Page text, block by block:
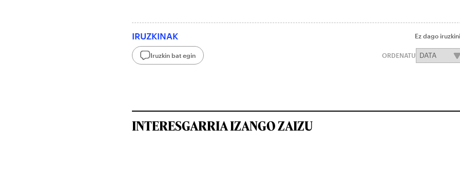
IRUZKINAK Ez dago
Iruzkin bat egin ORDENATU
INTERESGARRIA IZANGO ZAIZU